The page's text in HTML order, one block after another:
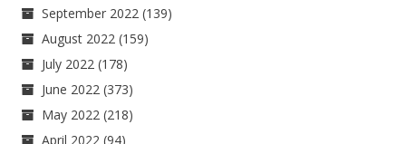
September 2022 (139)
August 2022 (159)
July 2022 (178)
June 2022 (373)
May 2022 (218)
April 2022 (94)